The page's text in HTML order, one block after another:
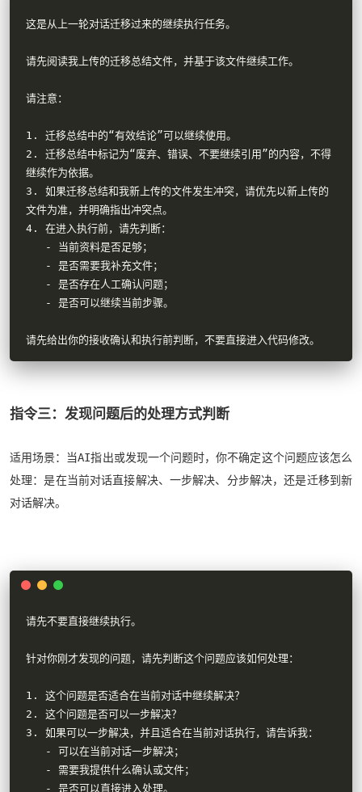
这是从上一轮对话迁移过来的继续执行任务。
请先阅读我上传的迁移总结文件，并基于该文件继续工作。
请注意：
1. 迁移总结中的“有效结论”可以继续使用。
2. 迁移总结中标记为“废弃、错误、不要继续引用”的内容，不得
继续作为依据。
3. 如果迁移总结和我新上传的文件发生冲突，请优先以新上传的
文件为准，并明确指出冲突点。
4. 在进入执行前，请先判断：
请先给出你的接收确认和执行前判断，不要直接进入代码修改。
指令三：发现问题后的处理方式判断
适用场景：当AI指出或发现一个问题时，你不确定这个问题应该怎么
处理：是在当前对话直接解决、一步解决、分步解决，还是迁移到新
对话解决。
请先不要直接继续执行。
针对你刚才发现的问题，请先判断这个问题应该如何处理：
1. 这个问题是否适合在当前对话中继续解决？
2. 这个问题是否可以一步解决？
3. 如果可以一步解决，并且适合在当前对话执行，请告诉我：